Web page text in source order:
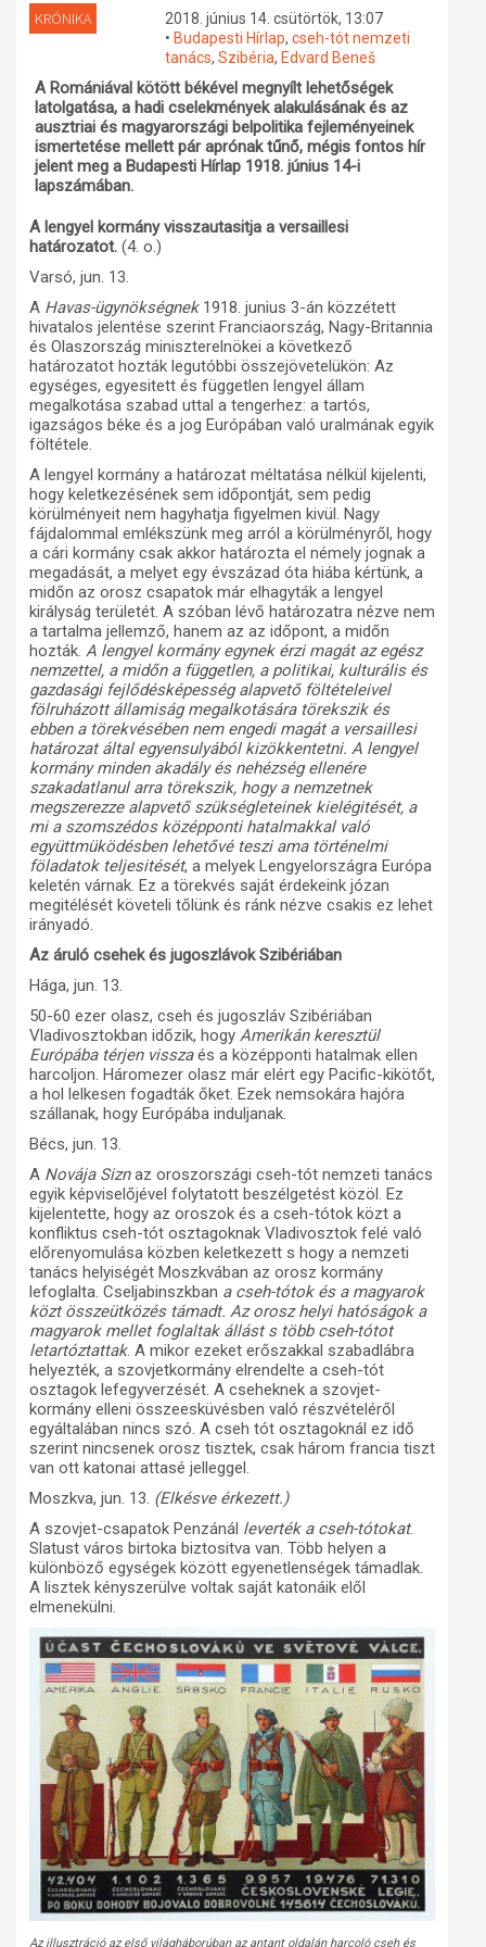
Műhelymunkák
KRÓNIKA
2018. június 14. csütörtök, 13:07
• Budapesti Hírlap, cseh-tót nemzeti
tanács, Szibéria, Edvard Beneš
A Romániával kötött békével megnyílt lehetőségek
latolgatása, a hadi cselekmények alakulásának és az
ausztriai és magyarországi belpolitika fejleményeinek
ismertetése mellett pár aprónak tűnő, mégis fontos hír
jelent meg a Budapesti Hírlap 1918. június 14-i
lapszámában.
A lengyel kormány visszautasitja a versaillesi
határozatot. (4. o.)
Varsó, jun. 13.
A Havas-ügynökségnek1918. junius 3-án közzétett
hivatalos jelentése szerint Franciaország, Nagy-Britannia
és Olaszország miniszterelnökei a következő
határozatot hozták legutóbbi összejövetelükön: Az
egységes, egyesitett és független lengyel állam
megalkotása szabad uttal a tengerhez: a tartós,
igazságos béke és a jog Európában való uralmának egyik
föltétele.
A lengyel kormány a határozat méltatása nélkül kijelenti,
hogy keletkezésének sem időpontját, sem pedig
körülményeit nem hagyhatja figyelmen kivül. Nagy
fájdalommal emlékszünk meg arról a körülményről, hogy
a cári kormány csak akkor határozta el némely jognak a
megadását, a melyet egy évszázad óta hiába kértünk, a
midőn az orosz csapatok már elhagyták a lengyel
királyság területét. A szóban lévő határozatra nézve nem
a tartalma jellemző, hanem az az időpont, a midőn
hozták. A lengyel kormány egynek érzi magát az egész
nemzettel, a midőn a független, a politikai, kulturális és
gazdasági fejlődésképesség alapvető föltételeivel
fölruházott államiság megalkotására törekszik és
ebben a törekvésében nem engedi magát a versaillesi
határozat által egyensulyából kizökkentetni. A lengyel
kormány minden akadály és nehézség ellenére
szakadatlanul arra törekszik, hogy a nemzetnek
megszerezze alapvető szükségleteinek kielégitését, a
mi a szomszédos középponti hatalmakkal való
együttmüködésben lehetővé teszi ama történelmi
föladatok teljesitését, a melyek Lengyelországra Európa
keletén várnak. Ez a törekvés saját érdekeink józan
megitélését követeli tőlünk és ránk nézve csakis ez lehet
irányadó.
Az áruló csehek és jugoszlávok Szibériában
Hága, jun. 13.
50-60 ezer olasz, cseh és jugoszláv Szibériában
Vladivosztokban időzik, hogy Amerikán keresztül
Európába térjen visszaés a középponti hatalmak ellen
harcoljon. Háromezer olasz már elért egy Pacific-kikötőt,
a hol lelkesen fogadták őket. Ezek nemsokára hajóra
szállanak, hogy Európába induljanak.
Bécs, jun. 13.
A Novája Siznaz oroszországi cseh-tót nemzeti tanács
egyik képviselőjével folytatott beszélgetést közöl. Ez
kijelentette, hogy az oroszok és a cseh-tótok közt a
konfliktus cseh-tót osztagoknak Vladivosztok felé való
előrenyomulása közben keletkezett s hogy a nemzeti
tanács helyiségét Moszkvában az orosz kormány
lefoglalta. Cseljabinszkban a cseh-tótok és a magyarok
közt összeütközés támadt. Az orosz helyi hatóságok a
magyarok mellet foglaltak állást s több cseh-tótot
letartóztattak. A mikor ezeket erőszakkal szabadlábra
helyezték, a szovjetkormány elrendelte a cseh-tót
osztagok lefegyverzését. A cseheknek a szovjet-
kormány elleni összeesküvésben való részvételéről
egyáltalában nincs szó. A cseh tót osztagoknál ez idő
szerint nincsenek orosz tisztek, csak három francia tiszt
van ott katonai attasé jelleggel.
Moszkva, jun. 13. (Elkésve érkezett.)
A szovjet-csapatok Penzánál leverték a cseh-tótokat.
Slatust város birtoka biztositva van. Több helyen a
különböző egységek között egyenetlenségek támadlak.
A lisztek kényszerülve voltak saját katonáik elől
elmenekülni.
Az illusztráció az első világháborúban az antant oldalán harcoló cseh és